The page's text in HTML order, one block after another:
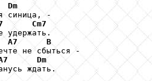
Dm
синица, -
Cm7
удержать.
A7
B
не сбыться -
Dm
ждать.